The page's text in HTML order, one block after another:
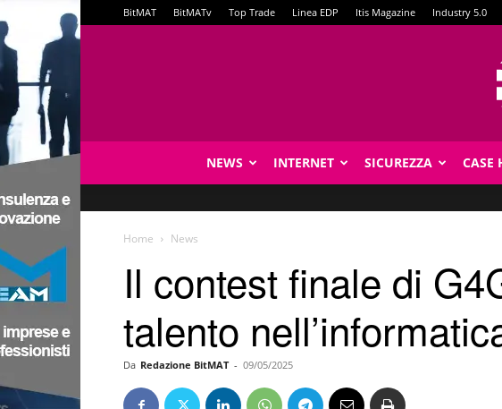
BitMAT BitMATv Top Trade Linea EDP Itis Magazine Industry 5.0
NEWS INTERNET SICUREZZA CASE
Home News
Il contest finale di
talento
Da Redazione BitMAT - 09/05/2025